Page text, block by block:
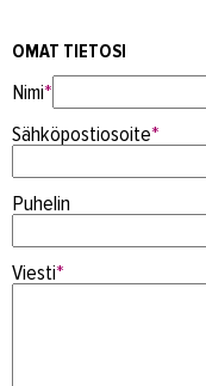
OMAT TIETOSI
Nimi*
Sähköpostiosoite*
Puhelin
Viesti*